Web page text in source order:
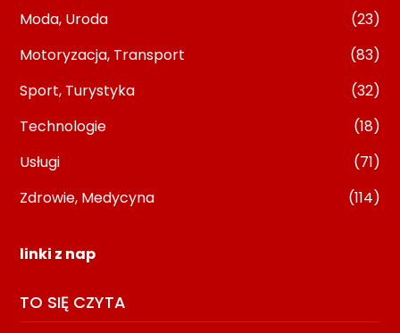
Moda, Uroda
(23)
Motoryzacja, Transport
(83)
Sport, Turystyka
(32)
Technologie
(18)
Usługi
(71)
Zdrowie, Medycyna
(114)
linki z nap
TO SIĘ CZYTA